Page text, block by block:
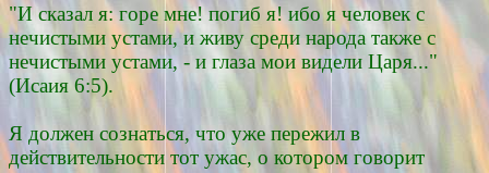
"И сказал я: горе мне! погиб я! ибо я человек с
нечистыми устами, и живу среди народа также с
нечистыми устами, - и глаза мои видели Царя..."
(Исаия 6:5).
Я должен сознаться, что уже пережил в
действительности тот ужас, о котором говорит